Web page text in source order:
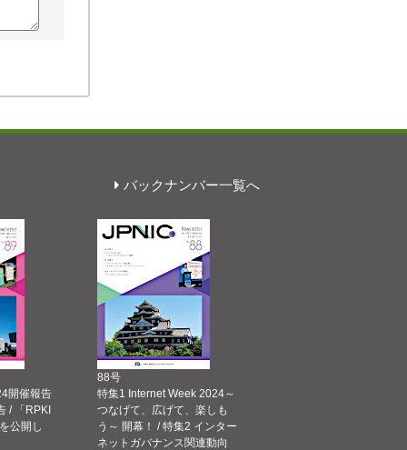
バックナンバー一覧へ
開催報告
/ 「RPKI
公開し
88号
特集1 Internet Week 2024～
つなげて、広げて、楽しも
う～ 開幕！ / 特集2 インター
ネットガバナンス関連動向